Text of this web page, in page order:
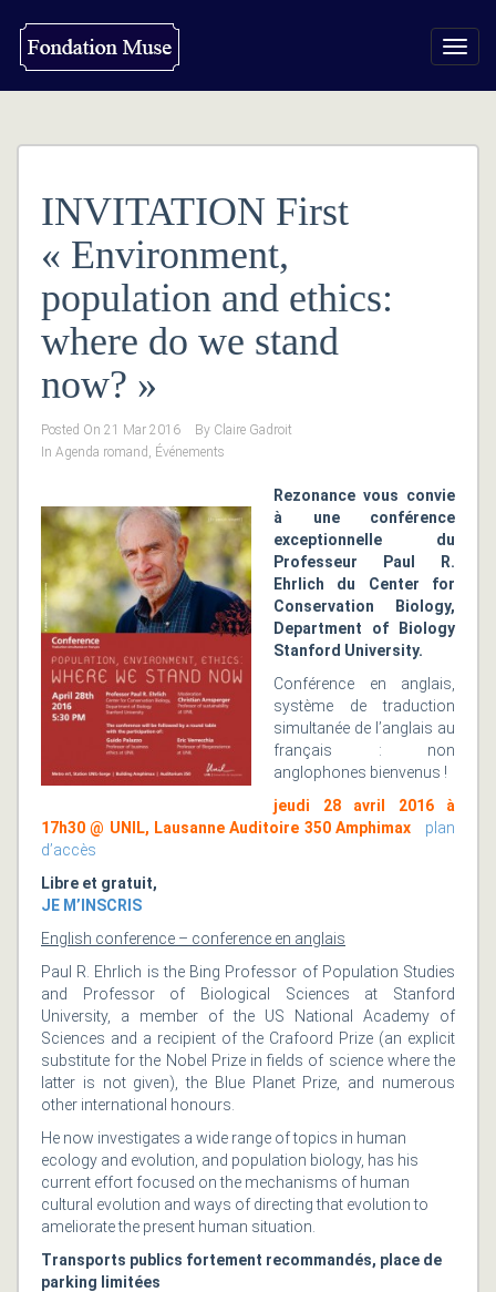
INVITATION First
« Environment,
population and ethics:
where do we stand
now? »
Posted On 21 Mar 2016 By Claire Gadroit
In Agenda romand , Événements
Rezonance vous convie
à une conférence
exceptionnelle du
Professeur Paul R.
Ehrlich du Center for
Conservation Biology,
Department of Biology
Stanford University.
Conférence en anglais,
système de traduction
simultanée de l’anglais au
français : non
anglophones bienvenus !
jeudi 28 avril 2016 à
17h30 @ UNIL, Lausanne Auditoire 350 Amphimax
plan
d’accès
Libre et gratuit,
JE M’INSCRIS
English conference – conference en anglais
Paul R. Ehrlich is the Bing Professor of Population Studies
and Professor of Biological Sciences at Stanford
University, a member of the US National Academy of
Sciences and a recipient of the Crafoord Prize (an explicit
substitute for the Nobel Prize in fields of science where the
latter is not given), the Blue Planet Prize, and numerous
other international honours.
He now investigates a wide range of topics in human
ecology and evolution, and population biology, has his
current effort focused on the mechanisms of human
cultural evolution and ways of directing that evolution to
ameliorate the present human situation.
Transports publics fortement recommandés, place de
parking limitées